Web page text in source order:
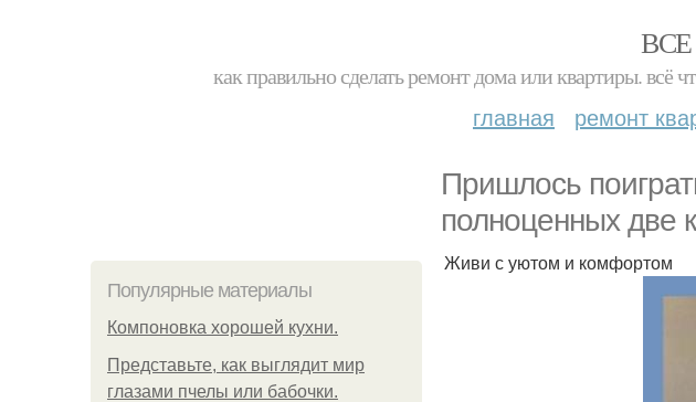
как правильно сделать ремонт дома или квартиры. всё
главная ремонт
Пришлось
полноценных две
Популярные материалы
Компоновка хорошей кухни.
Представьте, как выглядит мир
глазами пчелы или бабочки.
Живи с уютом и комфортом